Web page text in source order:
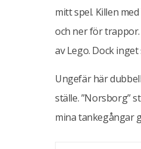
mitt spel. Killen
och ner för
av Lego. Dock
Ungefär här
ställe. ”Norsborg”
mina tankegångar